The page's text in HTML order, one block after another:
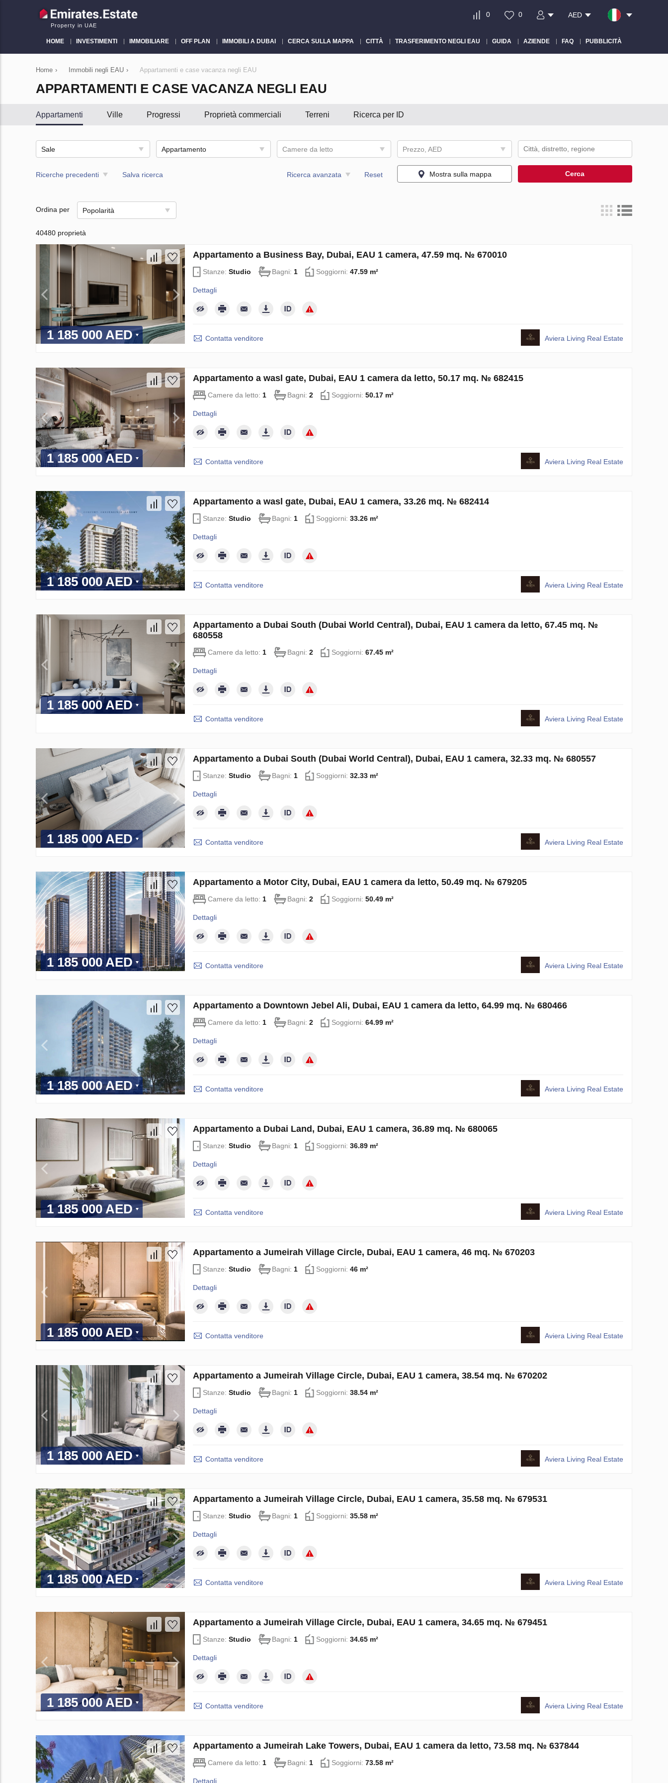
Property in UAE
0 0 AED
HOME INVESTIMENTI IMMOBILIARE OFF PLAN IMMOBILI A DUBAI CERCA SULLA MAPPA CITTÀ TRASFERIMENTO NEGLI EAU GUIDA AZIENDE FAQ PUBBLICITÀ
Home › Immobili negli EAU › Appartamenti e case vacanza negli EAU
APPARTAMENTI E CASE VACANZA NEGLI EAU
Appartamenti Ville Progressi Proprietà commerciali Terreni Ricerca per ID
Sale Appartamento Camere da letto Prezzo, AED
Ricerche precedenti Salva ricerca Ricerca avanzata Reset Mostra sulla mappa Cerca
Ordina per Popolarità
40480 proprietà
1 185 000 AED
Appartamento a Business Bay, Dubai, EAU 1 camera, 47.59 mq. № 670010
Stanze: Studio Bagni: 1 Soggiorni: 47.59 m²
Dettagli
Contatta venditore Aviera Living Real Estate
1 185 000 AED
Appartamento a wasl gate, Dubai, EAU 1 camera da letto, 50.17 mq. № 682415
Camere da letto: 1 Bagni: 2 Soggiorni: 50.17 m²
Dettagli
Contatta venditore Aviera Living Real Estate
1 185 000 AED
Appartamento a wasl gate, Dubai, EAU 1 camera, 33.26 mq. № 682414
Stanze: Studio Bagni: 1 Soggiorni: 33.26 m²
Dettagli
Contatta venditore Aviera Living Real Estate
1 185 000 AED
Appartamento a Dubai South (Dubai World Central), Dubai, EAU 1 camera da letto, 67.45 mq. №
680558
Camere da letto: 1 Bagni: 2 Soggiorni: 67.45 m²
Dettagli
Contatta venditore Aviera Living Real Estate
1 185 000 AED
Appartamento a Dubai South (Dubai World Central), Dubai, EAU 1 camera, 32.33 mq. № 680557
Stanze: Studio Bagni: 1 Soggiorni: 32.33 m²
Dettagli
Contatta venditore Aviera Living Real Estate
1 185 000 AED
Appartamento a Motor City, Dubai, EAU 1 camera da letto, 50.49 mq. № 679205
Camere da letto: 1 Bagni: 2 Soggiorni: 50.49 m²
Dettagli
Contatta venditore Aviera Living Real Estate
1 185 000 AED
Appartamento a Downtown Jebel Ali, Dubai, EAU 1 camera da letto, 64.99 mq. № 680466
Camere da letto: 1 Bagni: 2 Soggiorni: 64.99 m²
Dettagli
Contatta venditore Aviera Living Real Estate
1 185 000 AED
Appartamento a Dubai Land, Dubai, EAU 1 camera, 36.89 mq. № 680065
Stanze: Studio Bagni: 1 Soggiorni: 36.89 m²
Dettagli
Contatta venditore Aviera Living Real Estate
1 185 000 AED
Appartamento a Jumeirah Village Circle, Dubai, EAU 1 camera, 46 mq. № 670203
Stanze: Studio Bagni: 1 Soggiorni: 46 m²
Dettagli
Contatta venditore Aviera Living Real Estate
1 185 000 AED
Appartamento a Jumeirah Village Circle, Dubai, EAU 1 camera, 38.54 mq. № 670202
Stanze: Studio Bagni: 1 Soggiorni: 38.54 m²
Dettagli
Contatta venditore Aviera Living Real Estate
1 185 000 AED
Appartamento a Jumeirah Village Circle, Dubai, EAU 1 camera, 35.58 mq. № 679531
Stanze: Studio Bagni: 1 Soggiorni: 35.58 m²
Dettagli
Contatta venditore Aviera Living Real Estate
1 185 000 AED
Appartamento a Jumeirah Village Circle, Dubai, EAU 1 camera, 34.65 mq. № 679451
Stanze: Studio Bagni: 1 Soggiorni: 34.65 m²
Dettagli
Contatta venditore Aviera Living Real Estate
Appartamento a Jumeirah Lake Towers, Dubai, EAU 1 camera da letto, 73.58 mq. № 637844
Camere da letto: 1 Bagni: 1 Soggiorni: 73.58 m²
Dettagli